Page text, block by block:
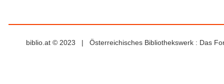
biblio.at © 2023 | Österreichisches Bibliothekswerk : Das